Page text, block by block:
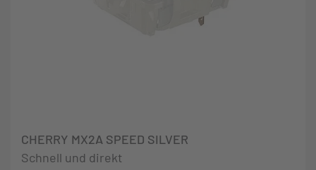
CHERRY MX2A SPEED SILVER
Schnell und direkt